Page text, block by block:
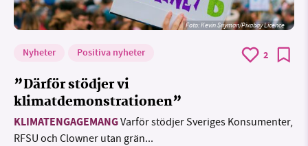
Foto:Kevin Snyman/Pixabay Licence
Nyheter Positiva nyheter 2
”Därför stödjer vi
klimatdemonstrationen”
KLIMATENGAGEMANGVarför stödjer Sveriges Konsumenter,
RFSU och Clowner utan grän...